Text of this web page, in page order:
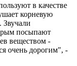
в качестве
корневую
Звучали
посыпают
веществом -
очень дорогим", -